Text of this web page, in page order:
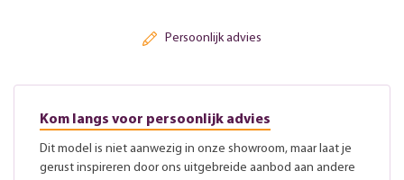
Persoonlijk advies
Kom langs voor persoonlijk advies
Dit model is niet aanwezig in onze showroom, maar laat je
gerust inspireren door ons uitgebreide aanbod aan andere